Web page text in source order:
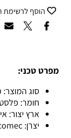
הוסף לרשימת
מפרט טכני:
סוג
חומר:
ארץ יצור:
יצרן: Tecomec